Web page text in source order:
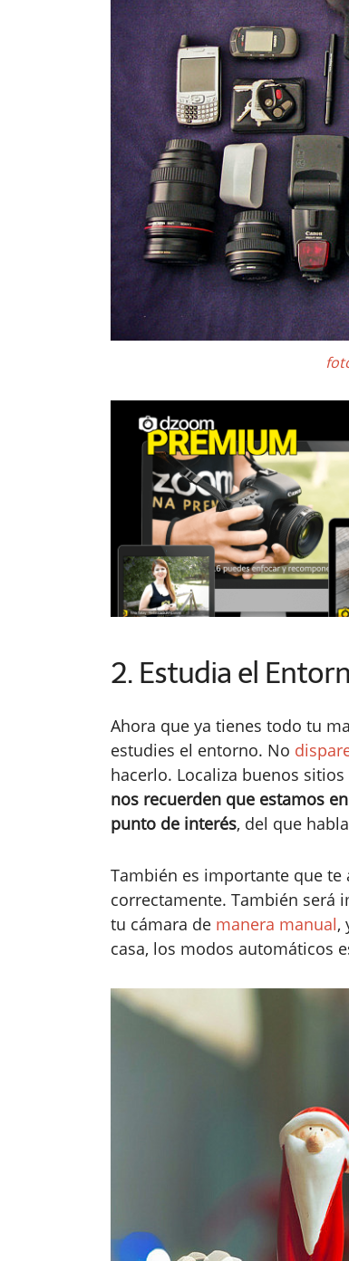
2. Estudia el
Ahora que ya tienes todo tu
estudies el entorno. No
hacerlo. Localiza buenos
nos recuerden que estamos
punto de interés, del que
También es importante que te
correctamente. También será
tu cámara de manera manual,
casa, los modos automáticos